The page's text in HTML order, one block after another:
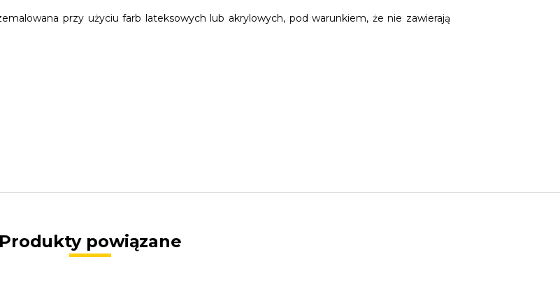
przy użyciu farb lateksowych lub akrylowych, pod warunkiem, że nie zawierają
Produkty powiązane